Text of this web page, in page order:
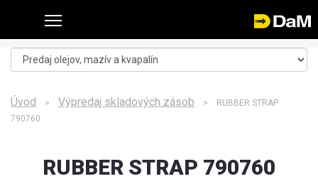
Úvod > Výpredaj skladových zásob > RUBBER STRAP
790760
RUBBER STRAP 790760